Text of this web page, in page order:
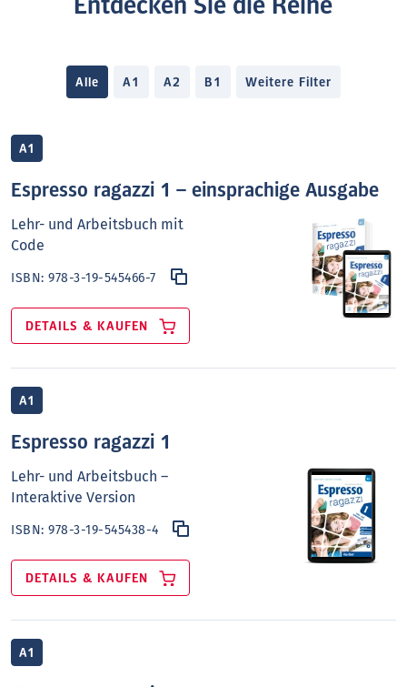
Entdecken Sie die Reihe
Alle A1 A2 B1 Weitere Filter
A1
Espresso ragazzi 1 – einsprachige Ausgabe
Lehr- und Arbeitsbuch mit
Code
ISBN:978-3-19-545466-7
DETAILS & KAUFEN
A1
Espresso ragazzi 1
Lehr- und Arbeitsbuch –
Interaktive Version
ISBN:978-3-19-545438-4
DETAILS & KAUFEN
A1